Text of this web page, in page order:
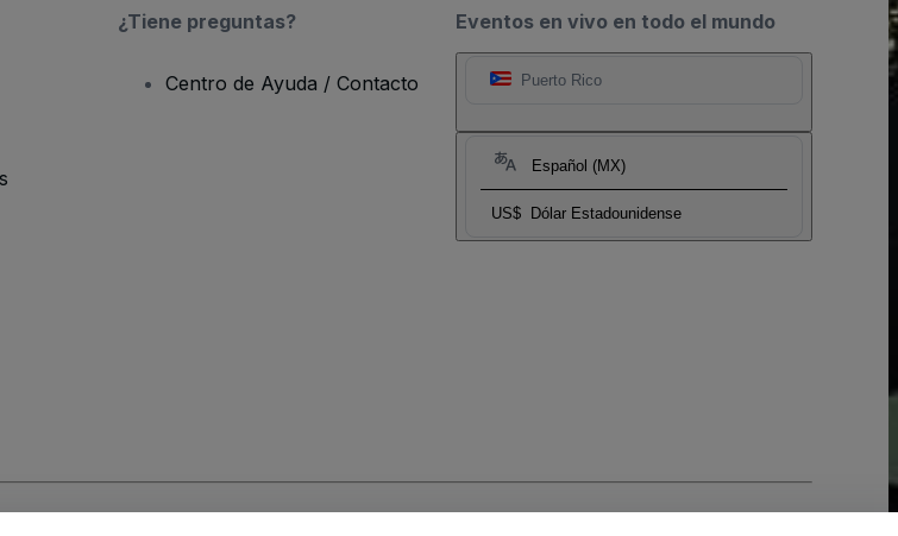
Eventos en vivo en todo el mundo
Puerto Rico
Español (MX)
US$ Dólar Estadounidense
¿Tiene preguntas?
Centro de Ayuda / Contacto